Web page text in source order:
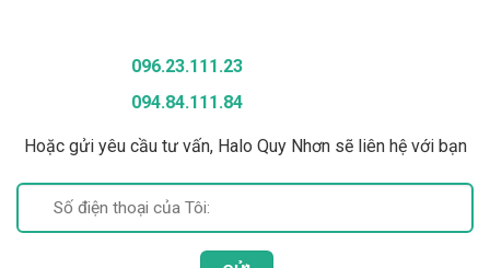
096.23.111.23
094.84.111.84
Hoặc gửi yêu cầu tư vấn, Halo Quy Nhơn sẽ liên hệ với bạn